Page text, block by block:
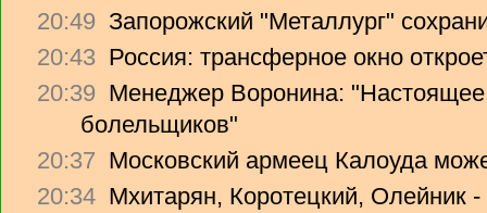
20:49 Запорожский "Металлург"
20:43 Россия: трансферное окно
20:39 Менеджер Воронина: "Настоящее
болельщиков"
20:37 Московский армеец Калоуда
20:34 Мхитарян, Коротецкий, Олейник -